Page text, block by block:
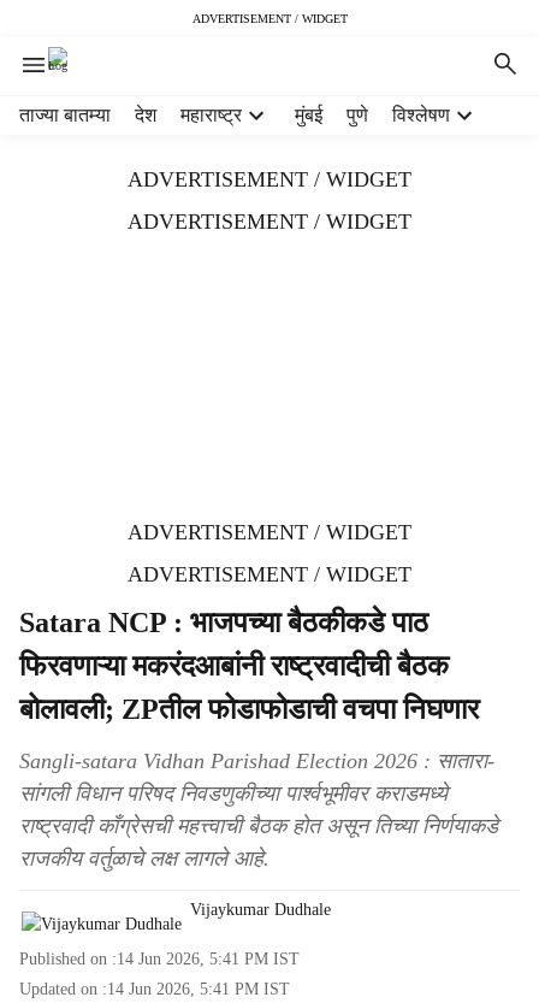
ADVERTISEMENT / WIDGET
ताज्या बातम्या देश महाराष्ट्र मुंबई पुणे विश्लेषण
ADVERTISEMENT / WIDGET
ADVERTISEMENT / WIDGET
ADVERTISEMENT / WIDGET
ADVERTISEMENT / WIDGET
Satara NCP : भाजपच्या बैठकीकडे पाठ
फिरवणाऱ्या मकरंदआबांनी राष्ट्रवादीची बैठक
बोलावली; ZPतील फोडाफोडाची वचपा निघणार
Sangli-satara Vidhan Parishad Election 2026 : सातारा-
सांगली विधान परिषद निवडणुकीच्या पार्श्वभूमीवर कराडमध्ये
राष्ट्रवादी काँग्रेसची महत्त्वाची बैठक होत असून तिच्या निर्णयाकडे
राजकीय वर्तुळाचे लक्ष लागले आहे.
Vijaykumar Dudhale
Published on :14 Jun 2026, 5:41 PM IST
Updated on :14 Jun 2026, 5:41 PM IST